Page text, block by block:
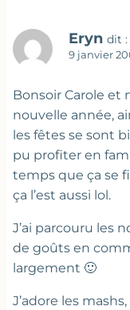
Eryn dit :
9 janvier
Bonsoir Carole et
nouvelle année,
les fêtes se sont
pu profiter en
temps que ça se
ça l’est aussi lol.
J’ai parcouru les
de goûts en
largement 🙂
J’adore les